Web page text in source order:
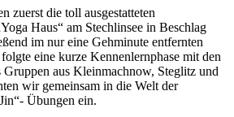
zuerst die toll ausgestatteten
Haus“ am Stechlinsee in Beschlag
im nur eine Gehminute entfernten
eine kurze Kennenlernphase mit den
Gruppen aus Kleinmachnow, Steglitz und
wir gemeinsam in die Welt der
Übungen ein.